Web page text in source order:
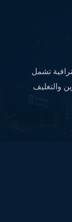
تشمل
والتغليف